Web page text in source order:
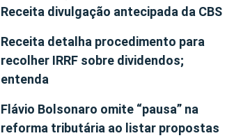
Receita divulgação antecipada da CBS
Receita detalha procedimento para
recolher IRRF sobre dividendos;
entenda
Flávio Bolsonaro omite “pausa” na
reforma tributária ao listar propostas